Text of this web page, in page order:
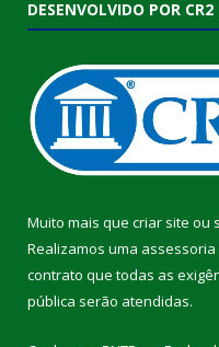
DESENVOLVIDO POR CR2
Muito mais que criar site ou
Realizamos uma assessoria
contrato que todas as
pública serão atendidas.